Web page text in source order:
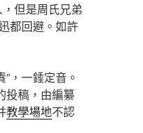
但是周氏兄弟
都回避。如許
，一錘定音。
投稿，由編纂
教學場地不認